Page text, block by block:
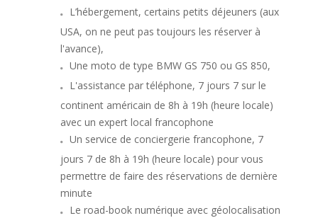
L’hébergement, certains petits déjeuners (aux
USA, on ne peut pas toujours les réserver à
l'avance),
Une moto de type BMW GS 750 ou GS 850,
L'assistance par téléphone, 7 jours 7 sur le
continent américain de 8h à 19h (heure locale)
avec un expert local francophone
Un service de conciergerie francophone, 7
jours 7 de 8h à 19h (heure locale) pour vous
permettre de faire des réservations de dernière
minute
Le road-book numérique avec géolocalisation